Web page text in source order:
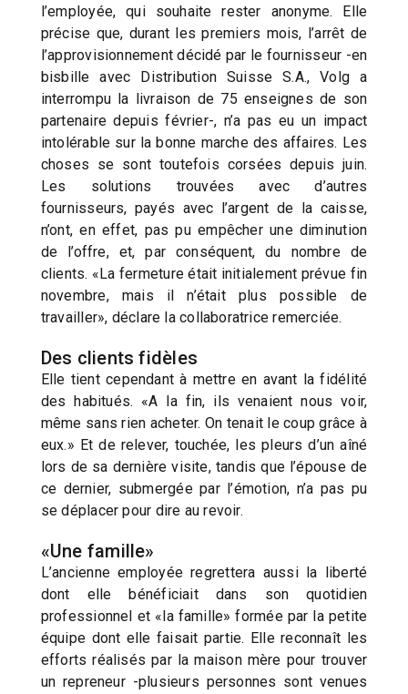
l’employée, qui souhaite rester anonyme. Elle
précise que, durant les premiers mois, l’arrêt de
l’approvisionnement décidé par le fournisseur -en
bisbille avec Distribution Suisse S.A., Volg a
interrompu la livraison de 75 enseignes de son
partenaire depuis février-, n’a pas eu un impact
intolérable sur la bonne marche des affaires. Les
choses se sont toutefois corsées depuis juin.
Les solutions trouvées avec d’autres
fournisseurs, payés avec l’argent de la caisse,
n’ont, en effet, pas pu empêcher une diminution
de l’offre, et, par conséquent, du nombre de
clients. «La fermeture était initialement prévue fin
novembre, mais il n’était plus possible de
travailler», déclare la collaboratrice remerciée.
Des clients fidèles
Elle tient cependant à mettre en avant la fidélité
des habitués. «A la fin, ils venaient nous voir,
même sans rien acheter. On tenait le coup grâce à
eux.» Et de relever, touchée, les pleurs d’un aîné
lors de sa dernière visite, tandis que l’épouse de
ce dernier, submergée par l’émotion, n’a pas pu
se déplacer pour dire au revoir.
«Une famille»
L’ancienne employée regrettera aussi la liberté
dont elle bénéficiait dans son quotidien
professionnel et «la famille» formée par la petite
équipe dont elle faisait partie. Elle reconnaît les
efforts réalisés par la maison mère pour trouver
un repreneur -plusieurs personnes sont venues